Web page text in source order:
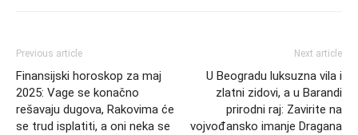
Previous article
Finansijski horoskop za maj
2025: Vage se konačno
rešavaju dugova, Rakovima će
se trud isplatiti, a oni neka se
Next article
U Beogradu luksuzna vila i
zlatni zidovi, a u Barandi
prirodni raj: Zavirite na
vojvođansko imanje Dragana